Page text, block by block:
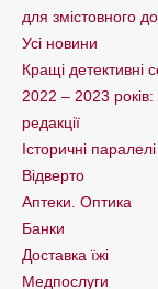
для змістовного
Усі новини
Кращі детективні
2022 – 2023 років:
редакції
Історичні паралелі
Відверто
Аптеки. Оптика
Банки
Доставка їжі
Медпослуги